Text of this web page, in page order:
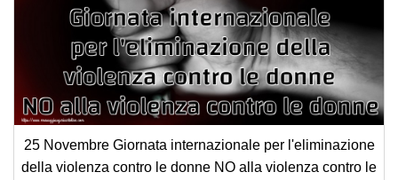
25 Novembre Giornata internazionale per l'eliminazione
della violenza contro le donne NO alla violenza contro le